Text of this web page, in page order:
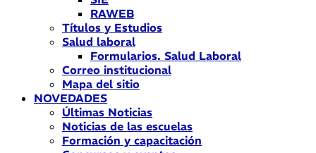
RAWEB
Títulos y Estudios
Salud laboral
Formularios. Salud Laboral
Correo institucional
Mapa del sitio
NOVEDADES
Últimas Noticias
Noticias de las escuelas
Formación y capacitación